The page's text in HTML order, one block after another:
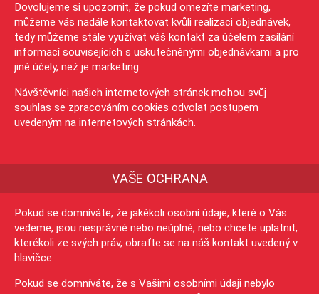
Dovolujeme si upozornit, že pokud omezíte marketing,
můžeme vás nadále kontaktovat kvůli realizaci objednávek,
tedy můžeme stále využívat váš kontakt za účelem zasílání
informací souvisejících s uskutečněnými objednávkami a pro
jiné účely, než je marketing.
Návštěvníci našich internetových stránek mohou svůj
souhlas se zpracováním cookies odvolat postupem
uvedeným na internetových stránkách.
VAŠE OCHRANA
Pokud se domníváte, že jakékoli osobní údaje, které o Vás
vedeme, jsou nesprávné nebo neúplné, nebo chcete uplatnit,
kterékoli ze svých práv, obraťte se na náš kontakt uvedený v
hlavičce.
Pokud se domníváte, že s Vašimi osobními údaji nebylo